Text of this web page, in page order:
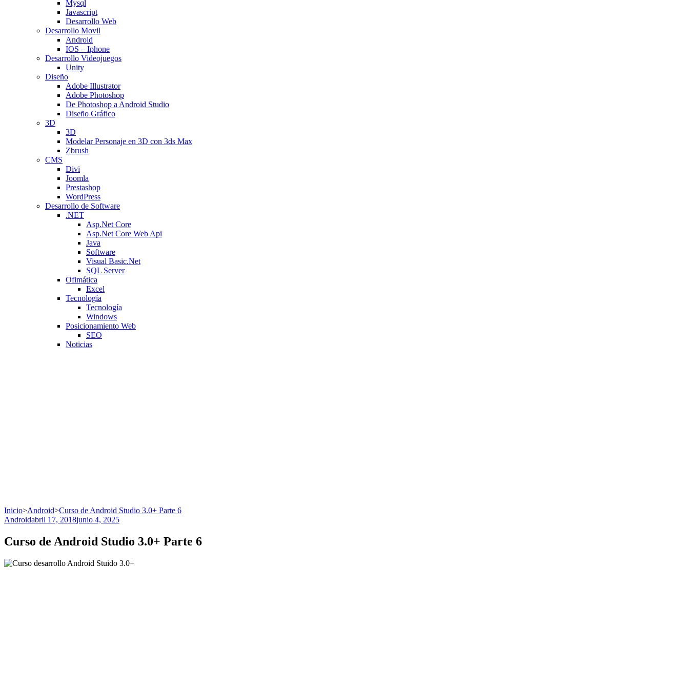
Mysql
Javascript
Desarrollo Web
Desarrollo Movil
Android
IOS – Iphone
Desarrollo Videojuegos
Unity
Diseño
Adobe Illustrator
Adobe Photoshop
De Photoshop a Android Studio
Diseño Gráfico
3D
3D
Modelar Personaje en 3D con 3ds Max
Zbrush
CMS
Divi
Joomla
Prestashop
WordPress
Desarrollo de Software
.NET
Asp.Net Core
Asp.Net Core Web Api
Java
Software
Visual Basic.Net
SQL Server
Ofimática
Excel
Tecnología
Tecnología
Windows
Posicionamiento Web
SEO
Noticias
Inicio>Android>Curso de Android Studio 3.0+ Parte 6
Androidabril 17, 2018junio 4, 2025
Curso de Android Studio 3.0+ Parte 6